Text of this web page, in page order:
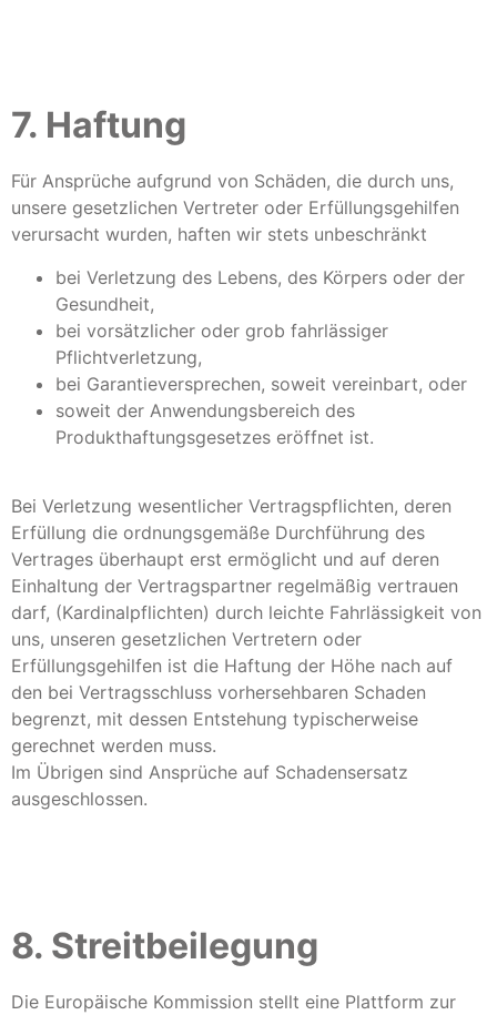
7. Haftung​​​​​​​
Für Ansprüche aufgrund von Schäden, die durch uns,
unsere gesetzlichen Vertreter oder Erfüllungsgehilfen
verursacht wurden, haften wir stets unbeschränkt
bei Verletzung des Lebens, des Körpers oder der
Gesundheit,
bei vorsätzlicher oder grob fahrlässiger
Pflichtverletzung,
bei Garantieversprechen, soweit vereinbart, oder
soweit der Anwendungsbereich des
Produkthaftungsgesetzes eröffnet ist.
Bei Verletzung wesentlicher Vertragspflichten, deren
Erfüllung die ordnungsgemäße Durchführung des
Vertrages überhaupt erst ermöglicht und auf deren
Einhaltung der Vertragspartner regelmäßig vertrauen
darf, (Kardinalpflichten) durch leichte Fahrlässigkeit von
uns, unseren gesetzlichen Vertretern oder
Erfüllungsgehilfen ist die Haftung der Höhe nach auf
den bei Vertragsschluss vorhersehbaren Schaden
begrenzt, mit dessen Entstehung typischerweise
gerechnet werden muss.
Im Übrigen sind Ansprüche auf Schadensersatz
ausgeschlossen.
8. Streitbeilegung​​​​​​​
Die Europäische Kommission stellt eine Plattform zur